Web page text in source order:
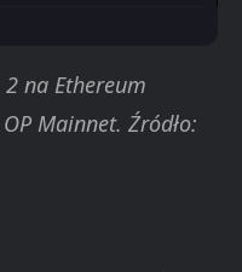
na Ethereum
Mainnet. Źródło: